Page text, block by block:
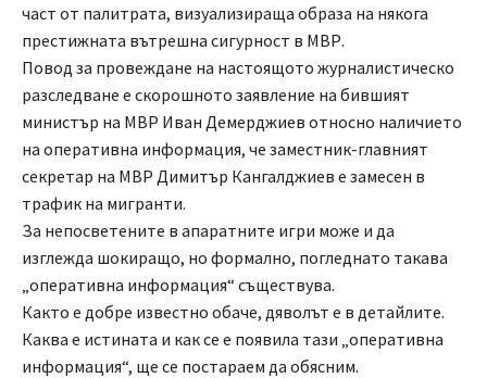
част от палитрата, визуализираща образа на някога
престижната вътрешна сигурност в МВР.
Повод за провеждане на настоящото журналистическо
разследване е скорошното заявление на бившият
министър на МВР Иван Демерджиев относно наличието
на оперативна информация, че заместник-главният
секретар на МВР Димитър Кангалджиев е замесен в
трафик на мигранти.
За непосветените в апаратните игри може и да
изглежда шокиращо, но формално, погледнато такава
„оперативна информация“ съществува.
Както е добре известно обаче, дяволът е в детайлите.
Каква е истината и как се е появила тази „оперативна
информация“, ще се постараем да обясним.